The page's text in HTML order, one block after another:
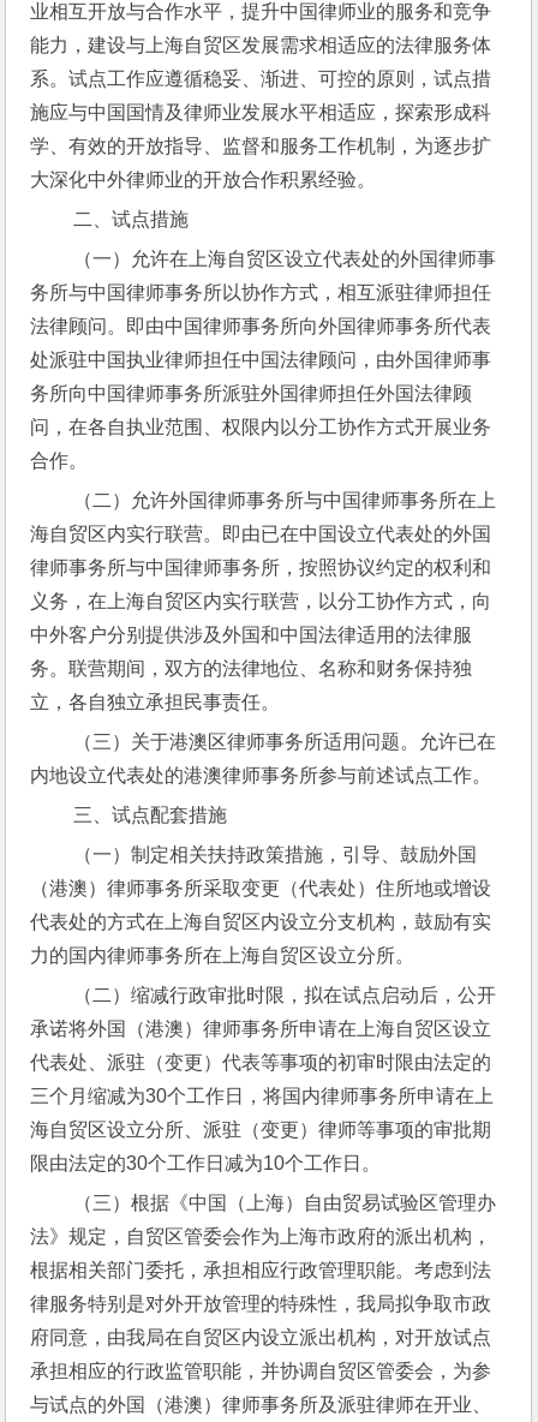
业相互开放与合作水平，提升中国律师业的服务和竞争
能力，建设与上海自贸区发展需求相适应的法律服务体
系。试点工作应遵循稳妥、渐进、可控的原则，试点措
施应与中国国情及律师业发展水平相适应，探索形成科
学、有效的开放指导、监督和服务工作机制，为逐步扩
大深化中外律师业的开放合作积累经验。
二、试点措施
务所与中国律师事务所以协作方式，相互派驻律师担任
法律顾问。即由中国律师事务所向外国律师事务所代表
处派驻中国执业律师担任中国法律顾问，由外国律师事
务所向中国律师事务所派驻外国律师担任外国法律顾
问，在各自执业范围、权限内以分工协作方式开展业务
合作。
海自贸区内实行联营。即由已在中国设立代表处的外国
律师事务所与中国律师事务所，按照协议约定的权利和
义务，在上海自贸区内实行联营，以分工协作方式，向
中外客户分别提供涉及外国和中国法律适用的法律服
务。联营期间，双方的法律地位、名称和财务保持独
立，各自独立承担民事责任。
内地设立代表处的港澳律师事务所参与前述试点工作。
三、试点配套措施
（港澳）律师事务所采取变更（代表处）住所地或增设
代表处的方式在上海自贸区内设立分支机构，鼓励有实
力的国内律师事务所在上海自贸区设立分所。
承诺将外国（港澳）律师事务所申请在上海自贸区设立
代表处、派驻（变更）代表等事项的初审时限由法定的
三个月缩减为30个工作日，将国内律师事务所申请在上
海自贸区设立分所、派驻（变更）律师等事项的审批期
限由法定的30个工作日减为10个工作日。
法》规定，自贸区管委会作为上海市政府的派出机构，
根据相关部门委托，承担相应行政管理职能。考虑到法
律服务特别是对外开放管理的特殊性，我局拟争取市政
府同意，由我局在自贸区内设立派出机构，对开放试点
承担相应的行政监管职能，并协调自贸区管委会，为参
与试点的外国（港澳）律师事务所及派驻律师在开业、